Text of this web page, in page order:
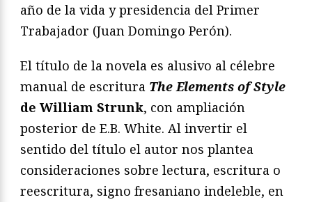
año de la vida y presidencia del Primer
Trabajador (Juan Domingo Perón).
El título de la novela es alusivo al célebre
manual de escritura The Elements of Style
de William Strunk, con ampliación
posterior de E.B. White. Al invertir el
sentido del título el autor nos plantea
consideraciones sobre lectura, escritura o
reescritura, signo fresaniano indeleble, en